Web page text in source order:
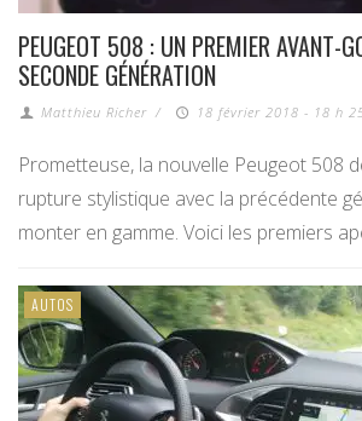
PEUGEOT 508 : UN PREMIER AVANT-
SECONDE GÉNÉRATION
Matthieu Richer / 18 février 2018 - 18 h
Prometteuse, la nouvelle Peugeot 508
rupture stylistique avec la précédente
monter en gamme. Voici les premiers
AUTOS